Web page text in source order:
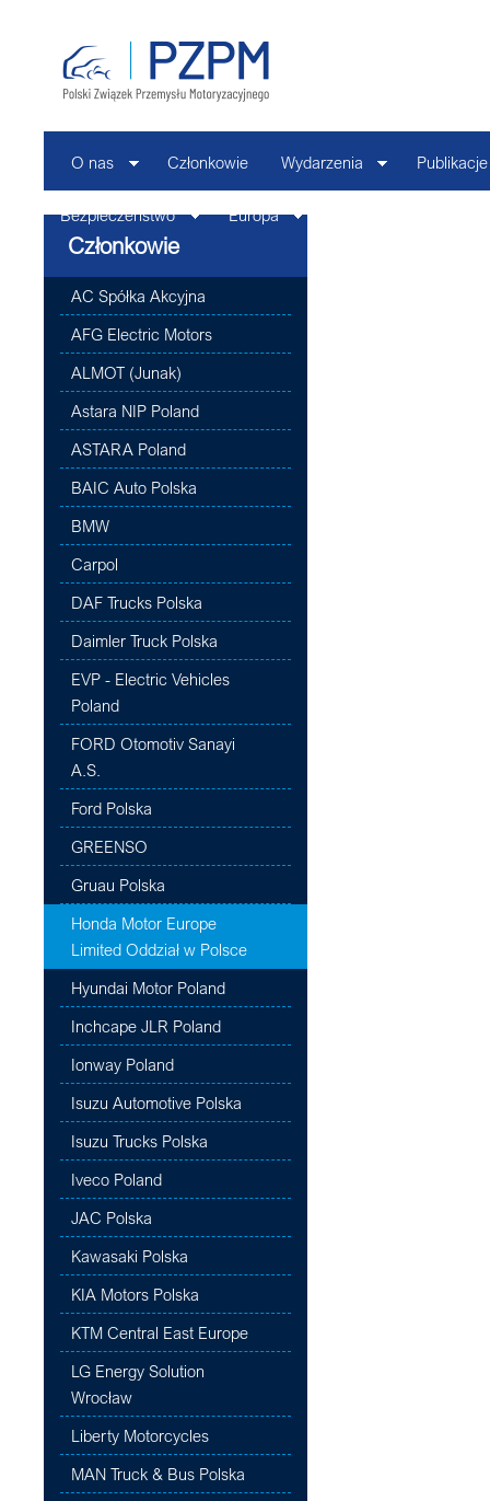
O nas Członkowie Wydarzenia Publikacje
Bezpieczeństwo Europa
Członkowie
AC Spółka Akcyjna
AFG Electric Motors
ALMOT (Junak)
Astara NIP Poland
ASTARA Poland
BAIC Auto Polska
BMW
Carpol
DAF Trucks Polska
Daimler Truck Polska
EVP - Electric Vehicles
Poland
FORD Otomotiv Sanayi
A.S.
Ford Polska
GREENSO
Gruau Polska
Honda Motor Europe
Limited Oddział w Polsce
Hyundai Motor Poland
Inchcape JLR Poland
Ionway Poland
Isuzu Automotive Polska
Isuzu Trucks Polska
Iveco Poland
JAC Polska
Kawasaki Polska
KIA Motors Polska
KTM Central East Europe
LG Energy Solution
Wrocław
Liberty Motorcycles
MAN Truck & Bus Polska